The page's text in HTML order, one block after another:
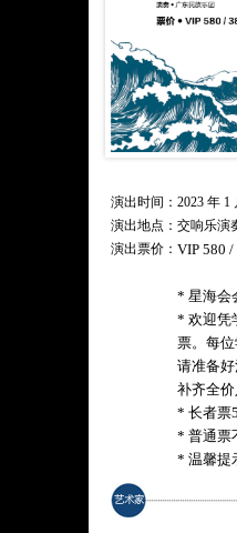
演出时间：2023 年 1
演出地点：交响乐演
演出票价： VIP 580 /
* 星海会
* 欢迎凭
票。每
请准备
补齐全价
* 长者票
* 普通票
* 温馨提